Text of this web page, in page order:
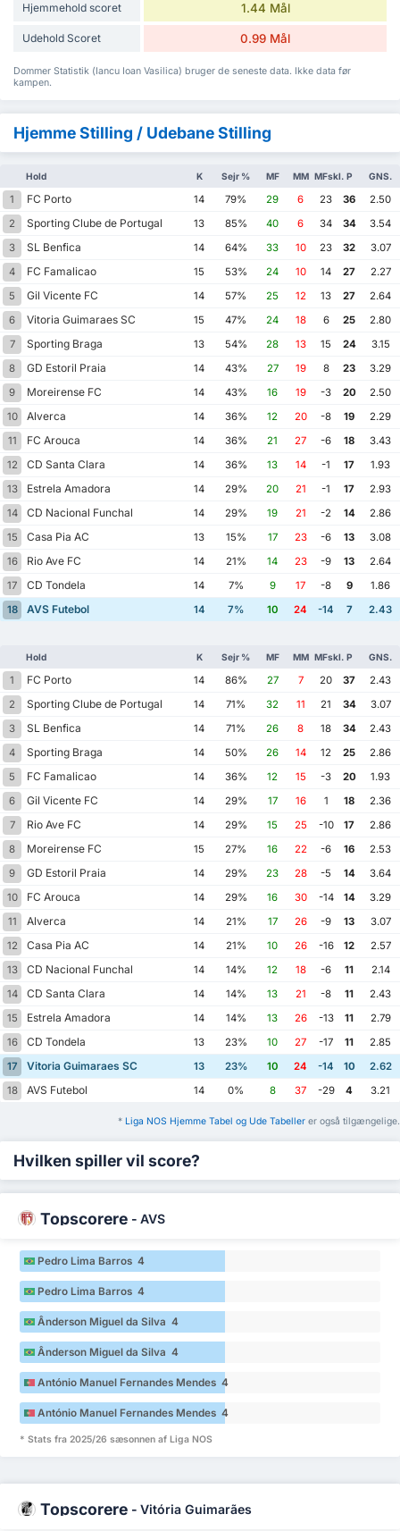
Hjemmehold scoret 1.44 Mål
Udehold Scoret 0.99 Mål
Dommer Statistik (Iancu Ioan Vasilica) bruger de seneste data. Ikke data før
kampen.
Hjemme Stilling / Udebane Stilling
Hold K Sejr % MF MM MFskl. P GNS.
1 FC Porto 14 79% 29 6 23 36
2.50
2
Sporting Clube de Portugal 13 85% 40 6 34 34
3.54
3
SL Benfica 14 64% 33 10 23 32
3.07
4
FC Famalicao 15 53% 24 10 14 27
2.27
5
Gil Vicente FC 14 57% 25 12 13 27
2.64
6
Vitoria Guimaraes SC 15 47% 24 18 6 25
2.80
7
Sporting Braga 13 54% 28 13 15 24
3.15
8
GD Estoril Praia 14 43% 27 19 8 23
3.29
9
Moreirense FC 14 43% 16 19 -3 20
2.50
10
Alverca 14 36% 12 20 -8 19
2.29
11
FC Arouca 14 36% 21 27 -6 18
3.43
12
CD Santa Clara 14 36% 13 14 -1 17
1.93
13
Estrela Amadora 14 29% 20 21 -1 17
2.93
14
CD Nacional Funchal 14 29% 19 21 -2 14
2.86
15
Casa Pia AC 13 15% 17 23 -6 13
3.08
16
Rio Ave FC 14 21% 14 23 -9 13
2.64
17
CD Tondela 14 7% 9 17 -8 9
1.86
18
AVS Futebol 14 7% 10 24 -14 7 2.43
Hold K Sejr % MF MM MFskl. P GNS.
1 FC Porto 14 86% 27 7 20 37
2.43
2
Sporting Clube de Portugal 14 71% 32 11 21 34
3.07
3
SL Benfica 14 71% 26 8 18 34
2.43
4
Sporting Braga 14 50% 26 14 12 25
2.86
5
FC Famalicao 14 36% 12 15 -3 20
1.93
6
Gil Vicente FC 14 29% 17 16 1 18
2.36
7
Rio Ave FC 14 29% 15 25 -10 17
2.86
8
Moreirense FC 15 27% 16 22 -6 16
2.53
9
GD Estoril Praia 14 29% 23 28 -5 14
3.64
10
FC Arouca 14 29% 16 30 -14 14
3.29
11
Alverca 14 21% 17 26 -9 13
3.07
12
Casa Pia AC 14 21% 10 26 -16 12
2.57
13
CD Nacional Funchal 14 14% 12 18 -6 11
2.14
14
CD Santa Clara 14 14% 13 21 -8 11
2.43
15
Estrela Amadora 14 14% 13 26 -13 11
2.79
16
CD Tondela 13 23% 10 27 -17 11
2.85
17
Vitoria Guimaraes SC 13 23% 10 24 -14 10
2.62
18
AVS Futebol 14 0% 8 37 -29 4 3.21
* Liga NOS Hjemme Tabel og Ude Tabeller er også tilgængelige.
Hvilken spiller vil score?
Topscorere - AVS
Pedro Lima Barros 4
Pedro Lima Barros 4
Ânderson Miguel da Silva 4
Ânderson Miguel da Silva 4
António Manuel Fernandes Mendes 4
António Manuel Fernandes Mendes 4
* Stats fra 2025/26 sæsonnen af Liga NOS
Topscorere - Vitória Guimarães